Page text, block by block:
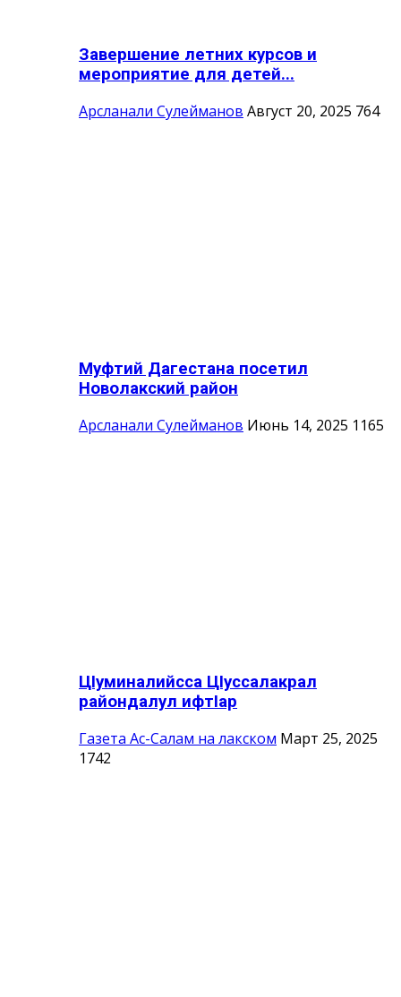
Завершение летних курсов и
мероприятие для детей...
Арсланали Сулейманов Август 20, 2025 764
Муфтий Дагестана посетил
Новолакский район
Арсланали Сулейманов Июнь 14, 2025 1165
ЦIуминалийсса ЦIуссалакрал
райондалул ифтIар
Газета Ас-Салам на лакском Март 25, 2025
1742